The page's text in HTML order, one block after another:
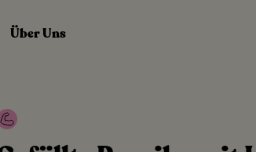
Über Uns